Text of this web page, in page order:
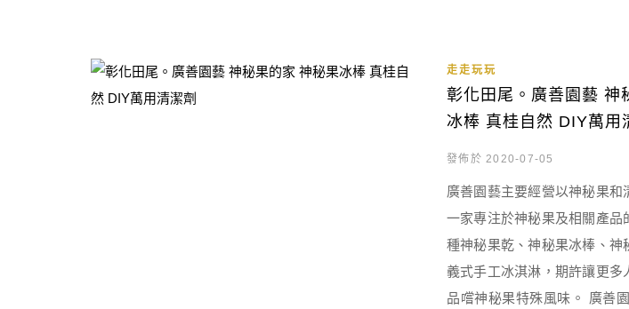
走走玩玩
彰化田尾。廣善園藝 神
冰棒 真桂自然 DIY萬用
發佈於 2020-07-05
廣善園藝主要經營以神秘果和
一家專注於神秘果及相關產品
種神秘果乾、神秘果冰棒、神
義式手工冰淇淋，期許讓更多
品嚐神秘果特殊風味。 廣善